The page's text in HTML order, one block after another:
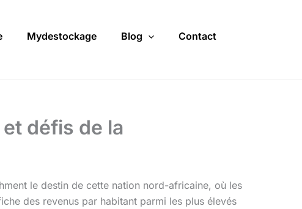
Mydestockage Blog Contact
défis de la
le destin de cette nation nord-africaine, où les
des revenus par habitant parmi les plus élevés